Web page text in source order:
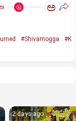
ಅ ಅ
#Shivamogga
#K
2 days ago